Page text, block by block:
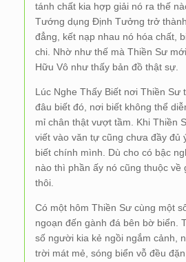
tánh chất kia hợp giải nó ra thế
Tướng dụng Định Tưởng trở
đẳng, kết nạp nhau nó hóa chất,
chi. Nhờ như thế mà Thiền Sư
Hữu Vô như thấy bản đồ thật sự.
Lúc Nghe Thấy Biết nơi Thiền Sư
đâu biết đó, nơi biết không thể
mỉ chân thật vượt tầm. Khi Thiền
viết vào văn tự cũng chưa đầy đủ
biết chính mình. Dù cho có bậc
nào thì phần ấy nó cũng thuộc về
thôi.
Có một hôm Thiền Sư cùng một
ngoạn đến gành đá bên bờ biển.
số người kia kẻ ngồi ngắm cảnh,
trời mát mẻ, sóng biển vỗ đều